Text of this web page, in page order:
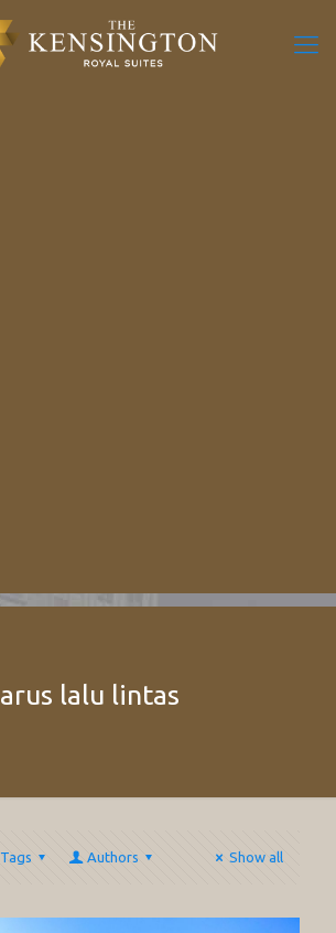
arus lalu lintas
Tags Authors Show all